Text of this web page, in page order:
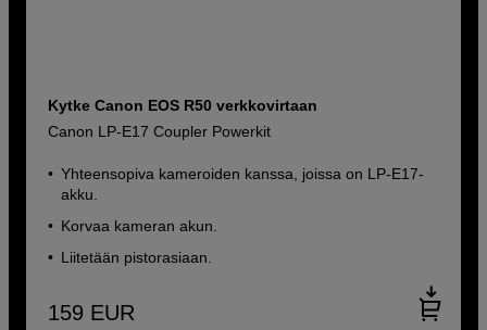
Kytke Canon EOS R50 verkkovirtaan
Canon LP-E17 Coupler Powerkit
Yhteensopiva kameroiden kanssa, joissa on LP-E17-
akku.
Korvaa kameran akun.
Liitetään pistorasiaan.
159 EUR